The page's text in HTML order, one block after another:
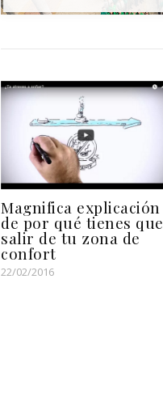
Magnifica explicación
de por qué tienes que
salir de tu zona de
confort
22/02/2016